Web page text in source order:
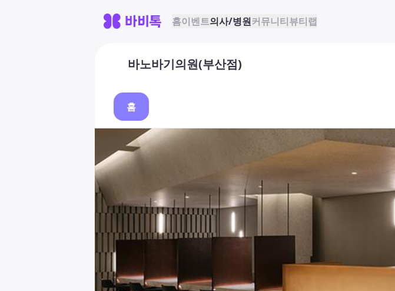
홈이벤트의사/병원커뮤니티뷰티랩
바노바기의원(부산점)
홈